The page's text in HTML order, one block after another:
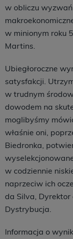
w obliczu
w minionym roku
Martins.
Ubiegłoroczne
satysfakcji.
w trudnym
dowodem na
moglibyśmy
właśnie oni,
Biedronka,
w codziennie
naprzeciw ich
da Silva, Dyrektor
Dystrybucja.
Informacja o